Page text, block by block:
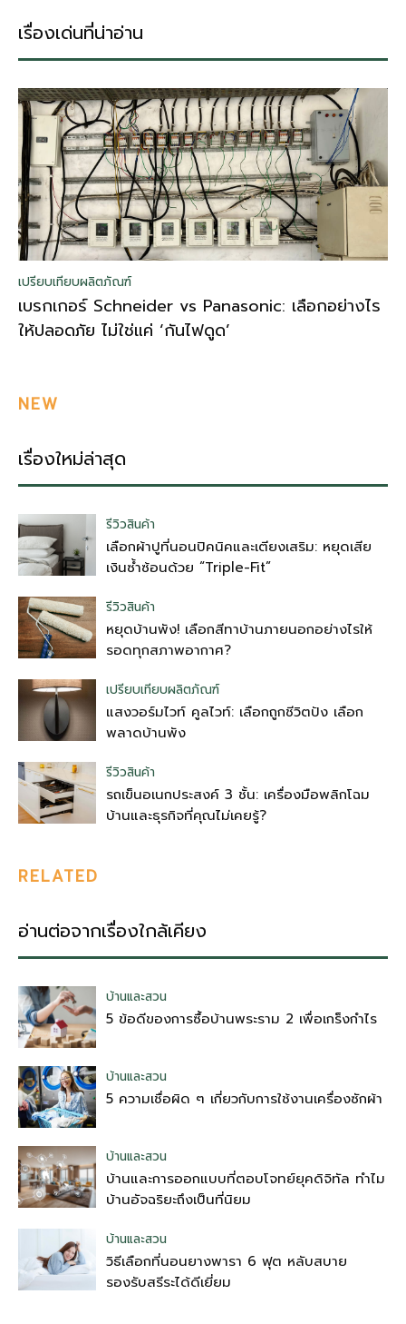
เรื่องเด่นที่น่าอ่าน
เปรียบเทียบผลิตภัณฑ์
เบรกเกอร์ Schneider vs Panasonic: เลือกอย่างไร
ให้ปลอดภัย ไม่ใช่แค่ ‘กันไฟดูด’
NEW
เรื่องใหม่ล่าสุด
รีวิวสินค้า
เลือกผ้าปูที่นอนปิคนิคและเตียงเสริม: หยุดเสีย
เงินซ้ำซ้อนด้วย “Triple-Fit”
รีวิวสินค้า
หยุดบ้านพัง! เลือกสีทาบ้านภายนอกอย่างไรให้
รอดทุกสภาพอากาศ?
เปรียบเทียบผลิตภัณฑ์
แสงวอร์มไวท์ คูลไวท์: เลือกถูกชีวิตปัง เลือก
พลาดบ้านพัง
รีวิวสินค้า
รถเข็นอเนกประสงค์ 3 ชั้น: เครื่องมือพลิกโฉม
บ้านและธุรกิจที่คุณไม่เคยรู้?
RELATED
อ่านต่อจากเรื่องใกล้เคียง
บ้านและสวน
5 ข้อดีของการซื้อบ้านพระราม 2 เพื่อเกร็งกำไร
บ้านและสวน
5 ความเชื่อผิด ๆ เกี่ยวกับการใช้งานเครื่องซักผ้า
บ้านและสวน
บ้านและการออกแบบที่ตอบโจทย์ยุคดิจิทัล ทำไม
บ้านอัจฉริยะถึงเป็นที่นิยม
บ้านและสวน
วิธีเลือกที่นอนยางพารา 6 ฟุต หลับสบาย
รองรับสรีระได้ดีเยี่ยม